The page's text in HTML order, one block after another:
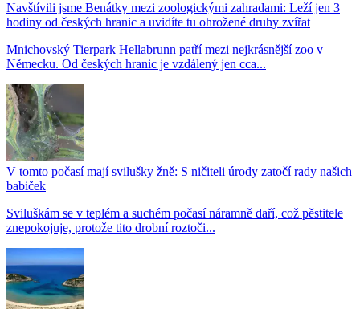
Navštívili jsme Benátky mezi zoologickými zahradami: Leží jen 3
hodiny od českých hranic a uvidíte tu ohrožené druhy zvířat
Mnichovský Tierpark Hellabrunn patří mezi nejkrásnější zoo v
Německu. Od českých hranic je vzdálený jen cca...
V tomto počasí mají svilušky žně: S ničiteli úrody zatočí rady našich
babiček
Sviluškám se v teplém a suchém počasí náramně daří, což pěstitele
znepokojuje, protože tito drobní roztoči...